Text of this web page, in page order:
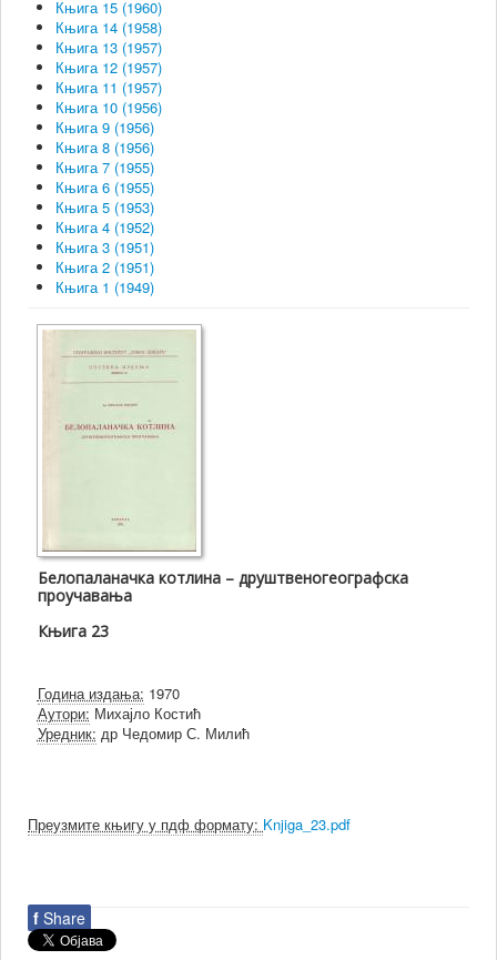
Књига 15 (1960)
Књига 14 (1958)
Књига 13 (1957)
Књига 12 (1957)
Књига 11 (1957)
Књига 10 (1956)
Књига 9 (1956)
Књига 8 (1956)
Књига 7 (1955)
Књига 6 (1955)
Књига 5 (1953)
Књига 4 (1952)
Књига 3 (1951)
Књига 2 (1951)
Књига 1 (1949)
Белопаланачка котлина – друштвеногеографска
проучавања
Књига 23
Година издања: 1970
Аутори: Михајло Костић
Уредник: др Чедомир С. Милић
Преузмите књигу у пдф формату: Knjiga_23.pdf
f Share